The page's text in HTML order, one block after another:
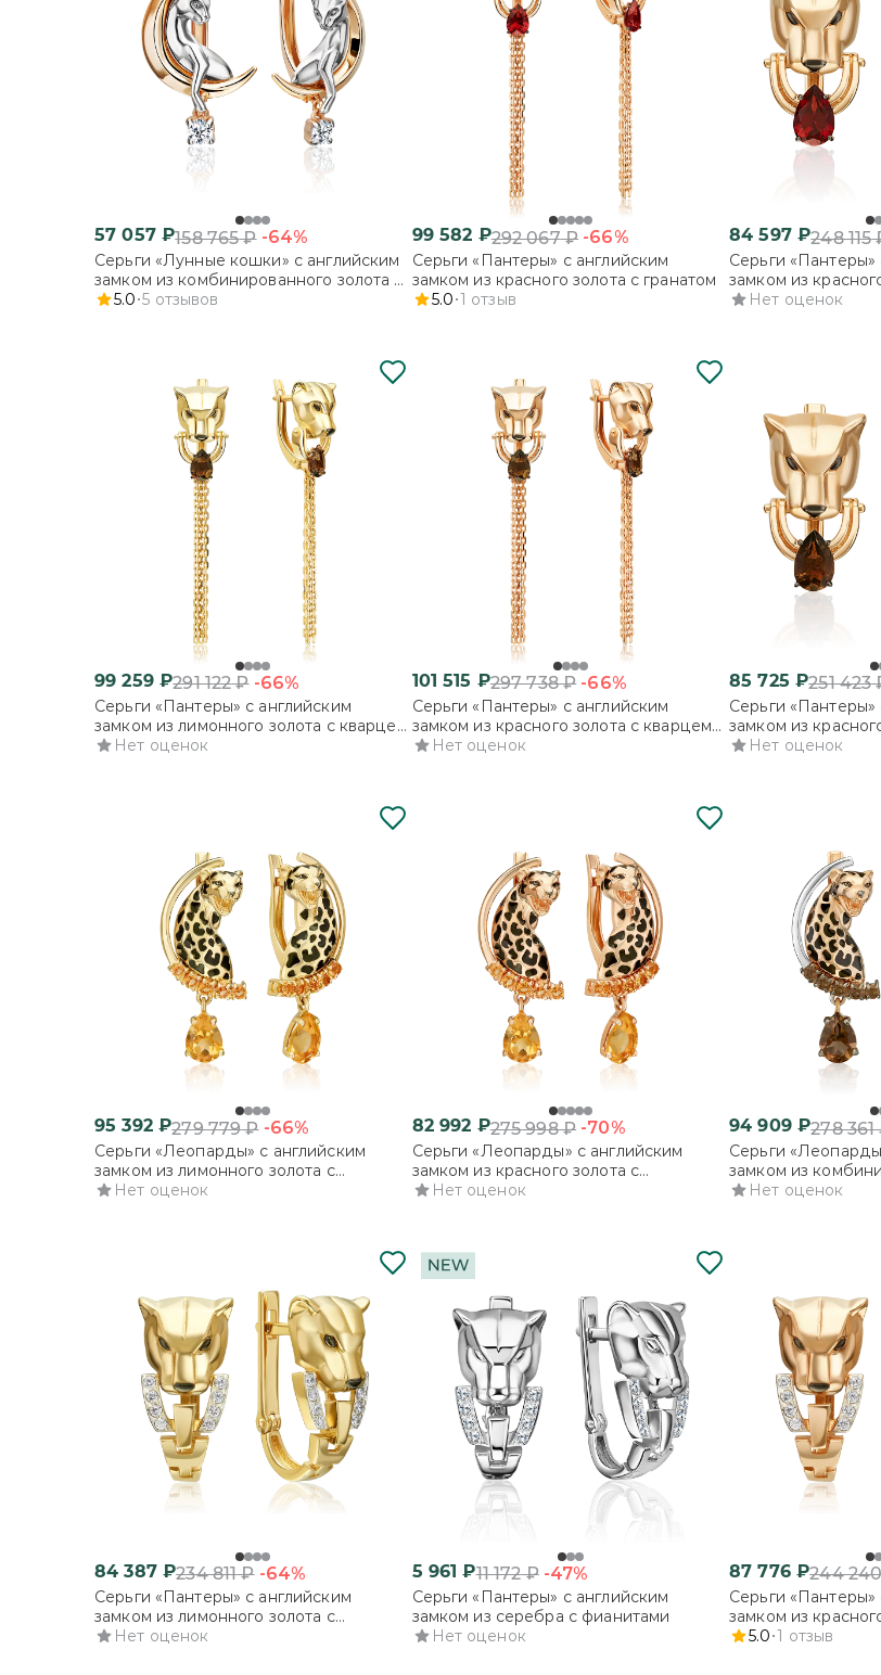
57 057₽158 765₽ -64%
Серьги «Лунные кошки» с английским
замком из комбинированного золота с
фианитом
5.0 5 отзывов
99 582 ₽292 067₽ -66%
Серьги «Пантеры» с английским
замком из красного золота с гранатом
5.0 1 отзыв
84 597₽248 115
Серьги «Пантеры»
замком из
Нет оценок
99 259₽291 122₽ -66%
Серьги «Пантеры» с английским
замком из лимонного золота с кварцем
дымчатым
Нет оценок
101 515 ₽297 738₽ -66%
Серьги «Пантеры» с английским
замком из красного золота с кварцем
дымчатым
Нет оценок
85 725 ₽251 423
Серьги «Пантеры»
замком из
дымчатым
Нет оценок
95 392₽279 779₽ -66%
Серьги «Леопарды» с английским
замком из лимонного золота с
цитринами и эмалью
Нет оценок
82 992 ₽275 998₽ -70%
Серьги «Леопарды» с английским
замком из красного золота с
цитринами и эмалью
Нет оценок
94 909₽278 361
Серьги
замком из
кварцем
Нет оценок
84 387₽234 811₽ -64%
Серьги «Пантеры» с английским
замком из лимонного золота с
фианитами
Нет оценок
5 961 ₽11 172₽ -47%
Серьги «Пантеры» с английским
замком из серебра с фианитами
Нет оценок
87 776₽244
Серьги «Пантеры»
замком из
фианитами
5.0 1 отзыв